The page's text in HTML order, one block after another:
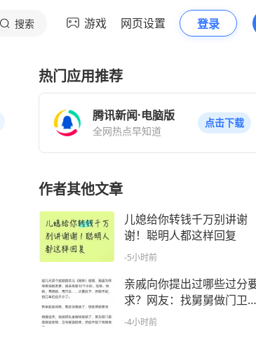
搜索 游戏 网页设置 登录
热门应用推荐
腾讯新闻·电脑版
全网热点早知道
点击下载
作者其他文章
儿媳给你转钱千万别讲谢
谢！聪明人都这样回复
-5小时前
亲戚向你提出过哪些过分
求？网友：找舅舅做门卫，
他找我要股份
-4小时前